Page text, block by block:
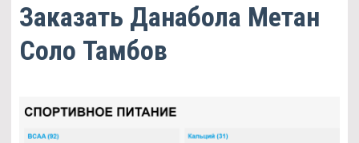
Заказать Данабола Метан
Соло Тамбов